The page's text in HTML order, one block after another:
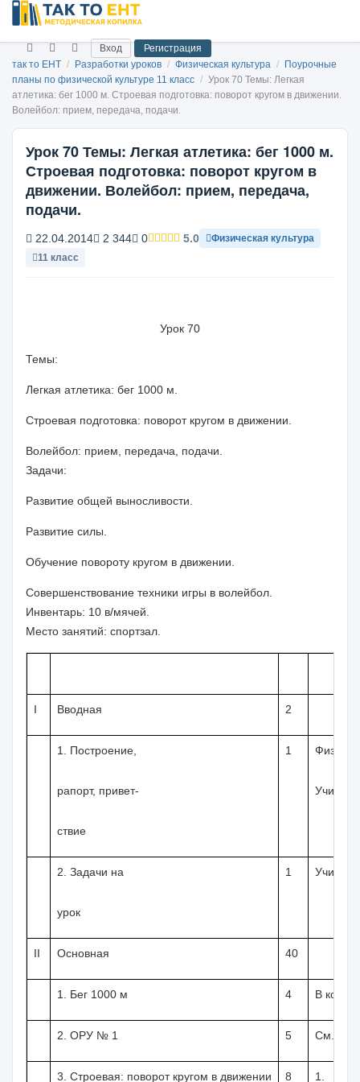
Вход
Регистрация
так то ЕНТ / Разработки уроков / Физическая культура /
Поурочные
планы по физической культуре 11 класс / Урок 70 Темы: Легкая
атлетика: бег 1000 м. Строевая подготовка: поворот кругом в движении.
Волейбол: прием, передача, подачи.
Урок 70 Темы: Легкая атлетика: бег 1000 м.
Строевая подготовка: поворот кругом в
движении. Волейбол: прием, передача,
подачи.
22.04.2014 2 344 0 5.0
Физическая культура
11 класс
Урок 70
Темы:
Легкая атлетика: бег 1000 м
Строевая подготовка: поворот кругом в движении.
Волейбол: прием, передача, подачи.
Задачи:
Развитие общей выносливости.
Развитие силы.
Обучение повороту кругом в движении.
Совершенствование техники игры в волейбол.
Инвентарь: 10 в/мячей.
Место занятий: спортзал.
I Вводная 2
1. Построение, 1 Физорг
рапорт, привет- Учитель
ствие
2. Задачи на 1 Учитель
урок
II Основная 40
1. Бег 1000 м 4 В
2. ОРУ № 1 5 См.
3. Строевая: поворот кругом в движении 8 1.